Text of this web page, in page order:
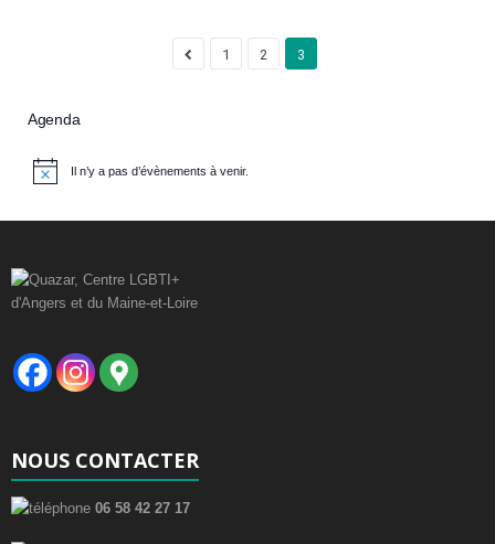
1 2 3
Agenda
Il n’y a pas d’évènements à venir.
NOUS CONTACTER
06 58 42 27 17